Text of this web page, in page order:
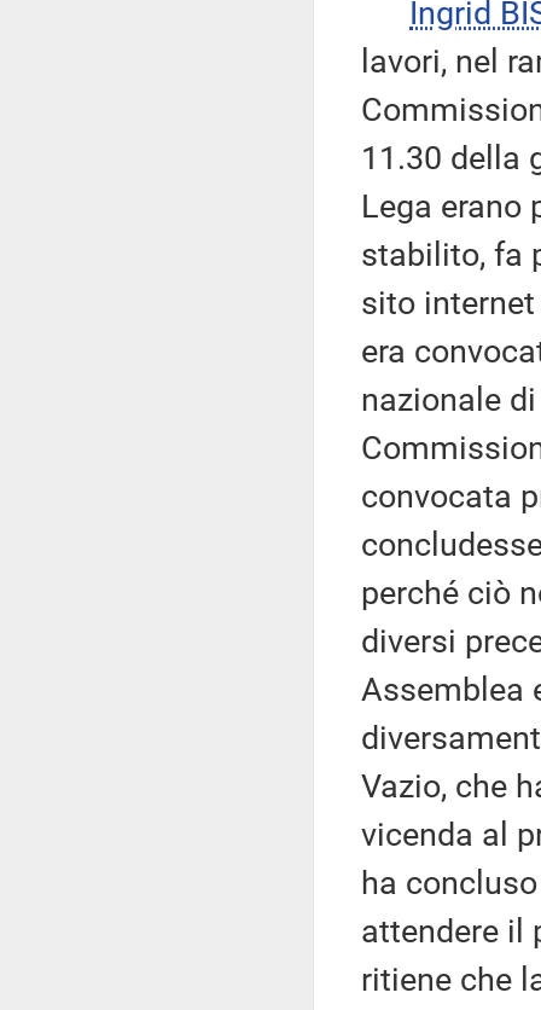
Ingrid
lavori, nel
11.30 della
Lega erano
stabilito, fa
sito
era
nazionale
convocata
perché ciò
diversi
Assemblea
Vazio, che
vicenda al
ha
attendere il
ritiene che